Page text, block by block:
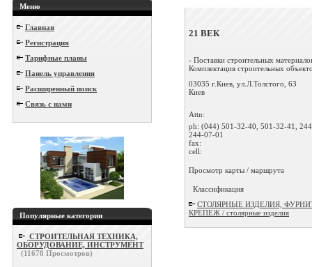
Меню
Главная
Регистрация
Тарифные планы
Панель управления
Расширенный поиск
Связь с нами
Популярные категории
СТРОИТЕЛЬНАЯ ТЕХНИКА,
ОБОРУДОВАНИЕ, ИНСТРУМЕНТ
(11678 Просмотров)
21 ВЕК
- Поставки строительных
Комплектация строительных
03035 г.Киев, ул.Л.Толстого, 63
Киев
Attn:
ph: (044) 501-32-40, 501-32-41,
244-07-01
fax:
cell:
Просмотр карты / маршрута
Классификация
СТОЛЯРНЫЕ ИЗДЕЛИЯ,
КРЕПЕЖ / столярные изделия